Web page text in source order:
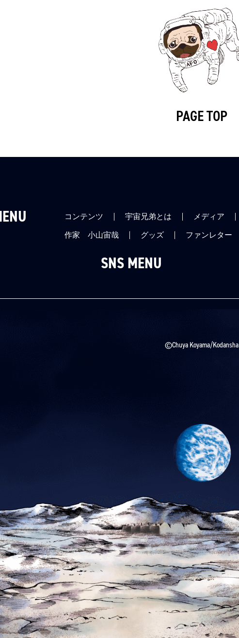
PAGE TOP
コンテンツ 宇宙兄弟とは メディア
作家 小山宙哉 グッズ ファンレター
SNS MENU
©Chuya Koyama/Kodansha